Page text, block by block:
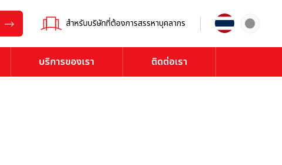
สำหรับบริษัทที่ต้องการสรรหาบุคลากร
บริการของเรา ติดต่อเรา